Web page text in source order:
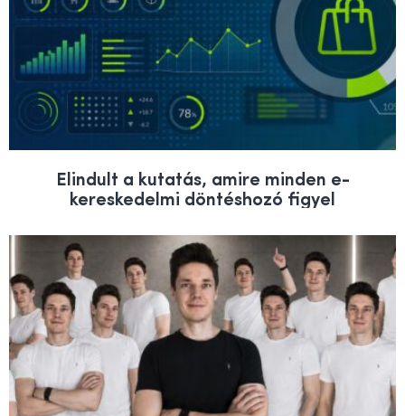
Elindult a kutatás, amire minden e-
kereskedelmi döntéshozó figyel